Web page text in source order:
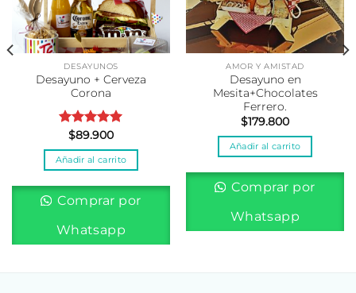
DESAYUNOS
Desayuno + Cerveza
Corona
Valorado
con5.00
de 5
$89.900
Añadir al carrito
Comprar por
Whatsapp
AMOR Y AMISTAD
Desayuno en
Mesita+Chocolates
Ferrero.
$179.800
Añadir al carrito
Comprar por
Whatsapp